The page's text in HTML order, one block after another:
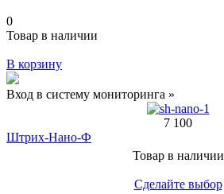
0
Товар в наличии
В корзину
Вход в систему мониторинга »
7 100
Штрих-Нано-Ф
Товар в наличии
Сделайте выбор